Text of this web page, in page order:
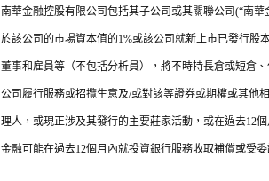
南華金融控股有限公司包括其子公司或其關聯公司(“南
於該公司的市場資本值的1%或該公司就新上市已發行股
董事和雇員等（不包括分析員），將不時持長倉或短倉
公司履行服務或招攬生意及/或對該等證券或期權或其他
理人，或現正涉及其發行的主要莊家活動，或在過去12
金融可能在過去12個月內就投資銀行服務收取補償或受